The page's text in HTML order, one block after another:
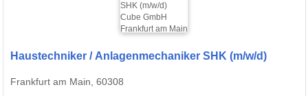
Haustechniker / Anlagenmechaniker SHK (m/w/d)
Frankfurt am Main, 60308